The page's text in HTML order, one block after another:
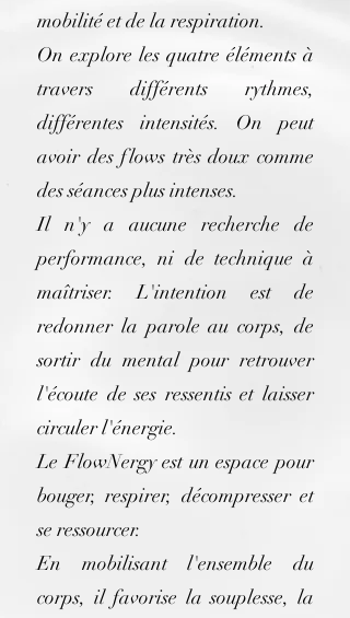
mobilité et de la respiration.
On explore les quatre éléments à
travers différents rythmes,
différentes intensités. On peut
avoir des flows très doux comme
des séances plus intenses.
Il n'y a aucune recherche de
performance, ni de technique à
maîtriser. L'intention est de
redonner la parole au corps, de
sortir du mental pour retrouver
l'écoute de ses ressentis et laisser
circuler l'énergie.
Le FlowNergy est un espace pour
bouger, respirer, décompresser et
se ressourcer.
En mobilisant l'ensemble du
corps, il favorise la souplesse, la